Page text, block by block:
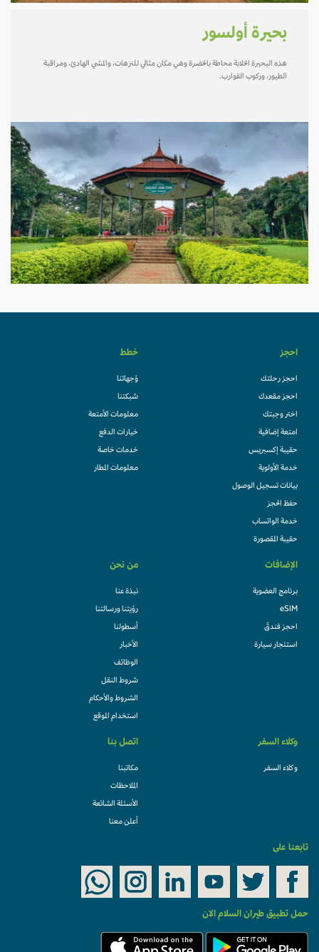
بحيرة أولسور
هذه البحيرة الخلابة محاطة بالخضرة وهي مكان مثالي للنزهات، والمشي الهادئ، ومراقبة
الطيور، وركوب القوارب.
احجز
احجز رحلتك
احجز مقعدك
اختر وجبتك
امتعة إضافية
حقيبة إكسبريس
خدمة الأولوية
بيانات تسجيل الوصول
حفظ الحجز
خدمة الواتساب
حقيبة المقصورة
خطط
وُجهاتنا
شبكتنا
معلومات الأمتعة
خيارات الدفع
خدمات خاصة
معلومات المطار
الإضافات
برنامج العضوية
eSIM
احجز فندقً
استئجار سيارة
من نحن
نبذة عنا
رؤيتنا ورسالتنا
أسطولنا
الأخبار
الوظائف
شروط النقل
الشروط والأحكام
استخدام الموقع
وكلاء السفر
وكلاء السفر
اتصل بنا
مكاتبنا
الملاحظات
الأسئلة الشائعة
أعلن معنا
تابعنا على
حمل تطبيق طيران السلام الان